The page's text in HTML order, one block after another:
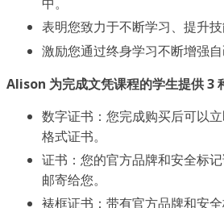
表明您致力于不断学习、提升技
激励您通过终身学习不断增强自
Alison 为完成文凭课程的学生提供 3
数字证书：您完成购买后可以
格式证书。
证书：您的官方品牌和安全标
邮寄给您。
裱框证书：带有官方品牌和安